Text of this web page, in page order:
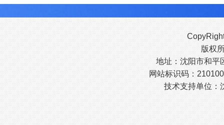
版权
地址：沈阳市和平
网站标识码：
技术支持单位：